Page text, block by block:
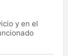
y en el